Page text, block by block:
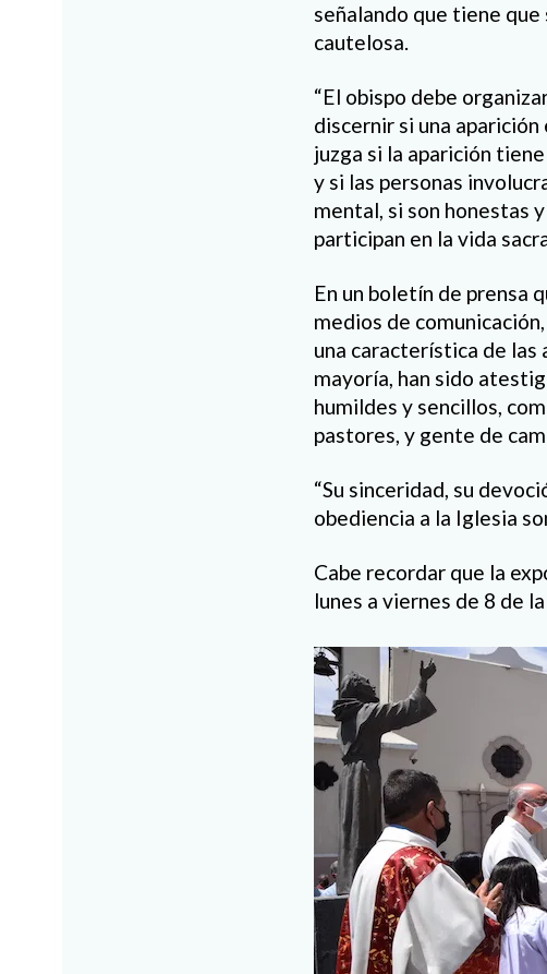
señalando que tiene
cautelosa.
“El obispo debe
discernir si una
juzga si la aparición
y si las personas
mental, si son honestas
participan en la vida
En un boletín de prensa
medios de
una característica de las
mayoría, han sido
humildes y sencillos,
pastores, y gente de
“Su sinceridad, su
obediencia a la Iglesia
Cabe recordar que la
lunes a viernes de 8 de